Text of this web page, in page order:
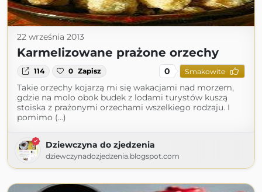
22 września 2013
Karmelizowane prażone orzechy
114 0 Zapisz 0 Smakowite
Takie orzechy kojarzą mi się wakacjami nad morzem,
gdzie na molo obok budek z lodami turystów kuszą
stoiska z prażonymi orzechami wszelkiego rodzaju. I
pomimo (...)
Dziewczyna do zjedzenia
dziewczynadozjedzenia.blogspot.com